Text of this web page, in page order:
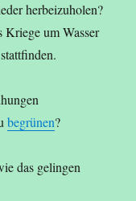
herbeizuholen?
Kriege um Wasser
begrünen?
das gelingen